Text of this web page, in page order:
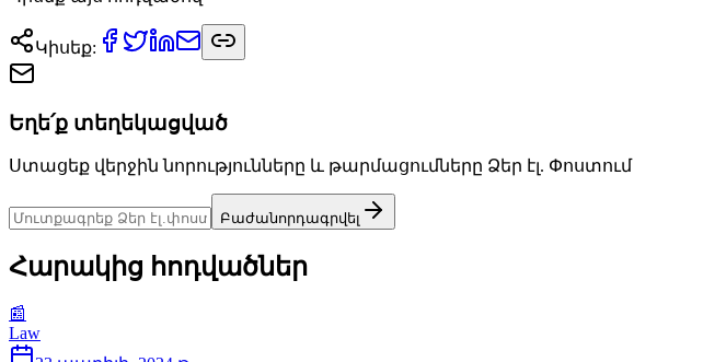
Կի­սեք:
Եղե՛ք տե­ղե­կաց­ված
Ստա­ցեք վեր­ջին նո­րութ­յուն­նե­րը և թար­մա­ցում­նե­րը Ձեր էլ. Փոս­տում
Բա­ժա­նոր­դագր­վել
Հա­րա­կից հոդ­ված­ներ
📰
Law